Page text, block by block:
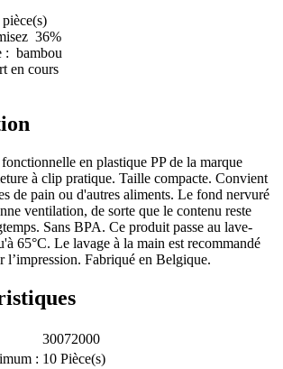
36%
: bambou
en cours
en plastique PP de la marque
à clip pratique. Taille compacte. Convient
de pain ou d'autres aliments. Le fond nervuré
ventilation, de sorte que le contenu reste
Sans BPA. Ce produit passe au lave-
65°C. Le lavage à la main est recommandé
l’impression. Fabriqué en Belgique.
30072000
: 10 Pièce(s)